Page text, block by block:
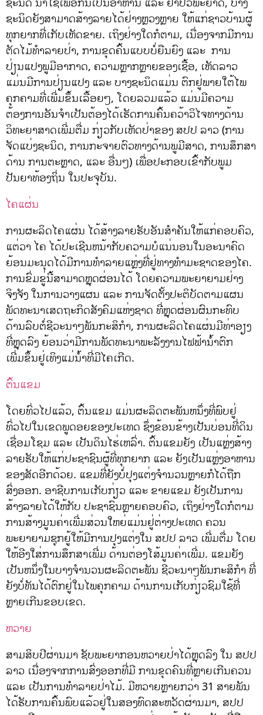
ຊະນິດຍັງສາມາດສ້າງລາຍໄດ້ຢ່າງຫຼວງຫຼາຍ ໃຫ້ແກ່ຊາວບ້ານຜູ້
ທຸກຍາກທີ່ເກັບເຫັດຂາຍ. ເຖິງຢ່າງໃດກໍຕາມ, ເນື່ອງຈາກມີການ
ຕັດໄມ້ທໍາລາຍປ່າ, ການຂຸດຄົ້ນແບບບໍ່ຍືນຍົງ ແລະ ການ
ປ່ຽນແປງພູມີອາກາດ, ຄວາມຫຼາກຫຼາຍຂອງເຊື້ອ, ເຫັດລາວ
ແມ່ນມີການປ່ຽນແປງ ແລະ ບາງຊະນິດແມ່ນ ຕົກຢູ່ພາຍໃຕ້ໄພ
ຄຸກຄາມທີ່ເພີ່ມຂຶ້ນເລື້ອຍໆ, ໂດຍລວມແລ້ວ ແມ່ນມີຄວາມ
ຕ້ອງການອັນຈໍາເປັນຕ້ອງໄດ້ເຮັດການຄົ້ນຄວ້າວິໄຈທາງດ້ານ
ວິທະຍາສາດເພີ່ມຕື່ມ ກ່ຽວກັບເຫັດປ່າຂອງ ສປປ ລາວ (ການ
ຈັດແບ່ງຊະນິດ, ການກະຈາຍຕົວທາງດ້ານພູມີສາດ, ການສຶກສາ
ດ້ານ ການຕະຫຼາດ, ແລະ ອື່ນໆ) ເພື່ອປະກອບເຂົ້າກັບພູມ
ປັນຍາທ້ອງຖິ່ນ ໃນປະຈຸບັນ.
ໄຄແຜ່ນ
ການຜະລິດໄຄແຜ່ນ ໄດ້ສ້າງລາຍຮັບອັນສໍາຄັນໃຫ້ແກ່ຄອບຄົວ,
ແຕ່ວາ ໄຄ ໄດ້ປະເຊີນຫນ້າກັບຄວາມບໍແນ່ນອນໃນອະນາຄົດ
ຍ້ອນມະນຸດໄດ້ມີການທໍາລາຍແຫຼ່ງທີ່ຢູ່ທາງທໍາມະຊາດຂອງໄຄ.
ການຂົ່ມຂູ່ນີ້ສາມາດຫຼຸດຜ່ອນໄດ້ ໂດຍຄວາມພະຍາຍາມຢ່າງ
ຈິງຈັງ ໃນການວາງແຜນ ແລະ ການຈັດຕັ້ງປະຕິບັດຕາມແຜນ
ພັດທະນາເສດຖະກິດສັງຄົມແຫ່ງຊາດ ທີ່ຫຼຸດຜ່ອນຜົນກະທົບ
ດ້ານລົບຕໍ່ຊີວະນາໆພັນກະສິກໍາ, ການຜະລິດໄຄແຜ່ນມີທ່າອຽງ
ທີ່ຫຼຸດລົງ ຍ້ອນວ່າມີການພັດທະນາພະລັງງານໄຟຟ້ານ້ໍາຕົກ
ເພີ່ມຂຶ້ນຢູ່ເທິງແມ່ນໍ້າທີ່ມີໄຄເກີດ.
ຕົ້ນແຂມ
ໂດຍທົ່ວໄປແລ້ວ, ຕົ້ນແຂມ ແມ່ນຜະລິດຕະພັນຫນຶ່ງທີ່ພົບຢູ່
ທົ່ວໄປໃນເຂດພູດອຍຂອງປະເທດ ຊຶ່ງຂ້ອນຂ້າງເປັນບ່ອນທີ່ດິນ
ເຊື່ອມໂຊມ ແລະ ເປັນດິນໄຮ່ເຫລົ່າ. ຕົ້ນແຂມຍັງ ເປັນແຫຼ່ງສ້າງ
ລາຍຮັບໃຫ້ແກ່ປະຊາຊົນຜູ້ທີ່ທຸກຍາກ ແລະ ຍັງເປັນແຫຼ່ງອາຫານ
ຂອງສັດອີກດ້ວຍ. ແຂມທີ່ຍັງບໍ່ປຸງແຕ່ງຈຳນວນຫຼາຍກໍໄດ້ຖືກ
ສົ່ງອອກ. ອາຊີບການເກັບກ່ຽວ ແລະ ຂາຍແຂມ ຍັງເປັນການ
ສ້າງລາຍໄດ້ໃຫ້ກັບ ປະຊາຊົນຫຼາຍຄອບຄົວ, ເຖິງຢ່າງໃດກໍຕາມ
ການສ້າງມູນຄ່າເພີ່ມສ່ວນໃຫຍ່ແມ່ນຢູ່ຕ່າງປະເທດ ຄວນ
ພະຍາຍາມຊຸກຍູ້ໃຫ້ມີການປຸງແຕ່ງໃນ ສປປ ລາວ ເພີ່ມຕື່ມ ໂດຍ
ໃຫ້ອີງໃສ່ການສຶກສາເພີ່ມ ດ້ານຕ່ອງໂສ້ມູນຄ່າເພີ່ມ. ແຂມຍັງ
ເປັນຫນຶ່ງໃນບາງຈໍານວນຜະລິດຕະພັນ ຊີວະນາໆພັນກະສິກໍາ ທີ່
ຍັງບໍ່ທັນໄດ້ຕົກຢູ່ໃນໄພຄຸກຄາມ ດ້ານການເກັບກ່ຽວຊົມໃຊ້ທີ່
ຫຼາຍເກີນຂອບເຂດ.
ຫວາຍ
ສາມສິບປີຜ່ານມາ ຊັບພະຍາກອນຫວາຍປ່າໄດ້ຫຼຸດລົງ ໃນ ສປປ
ລາວ ເນື່ອງຈາກການສົ່ງອອກທີ່ມີ ການຂຸດຄົນທີ່ຫຼາຍເກີນຄວນ
ແລະ ເປັນການທໍາລາຍປ່າໄມ້. ມີຫວາຍຫຼາຍກວ່າ 31 ສາຍພັນ
ໄດ້ຮັບການຄົ້ນພົບແລ້ວຢູ່ໃນສອງທົດສະຫວັດຜ່ານມາ, ສປປ